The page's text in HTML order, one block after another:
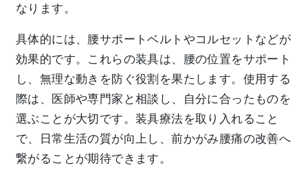
なります。
具体的には、腰サポートベルトやコルセットなどが
効果的です。これらの装具は、腰の位置をサポート
し、無理な動きを防ぐ役割を果たします。使用する
際は、医師や専門家と相談し、自分に合ったものを
選ぶことが大切です。装具療法を取り入れること
で、日常生活の質が向上し、前かがみ腰痛の改善へ
繋がることが期待できます。